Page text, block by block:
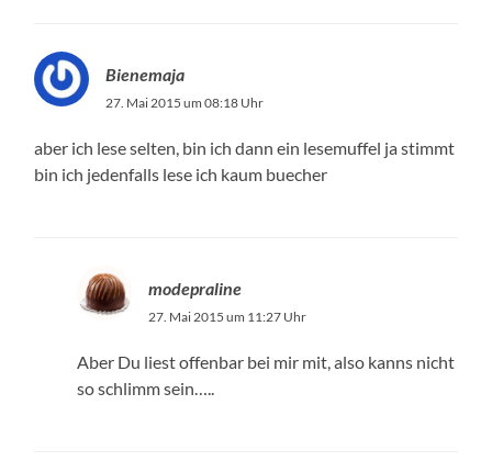
Bienemaja
27. Mai 2015 um 08:18 Uhr
aber ich lese selten, bin ich dann ein lesemuffel ja stimmt
bin ich jedenfalls lese ich kaum buecher
modepraline
27. Mai 2015 um 11:27 Uhr
Aber Du liest offenbar bei mir mit, also kanns nicht
so schlimm sein…..